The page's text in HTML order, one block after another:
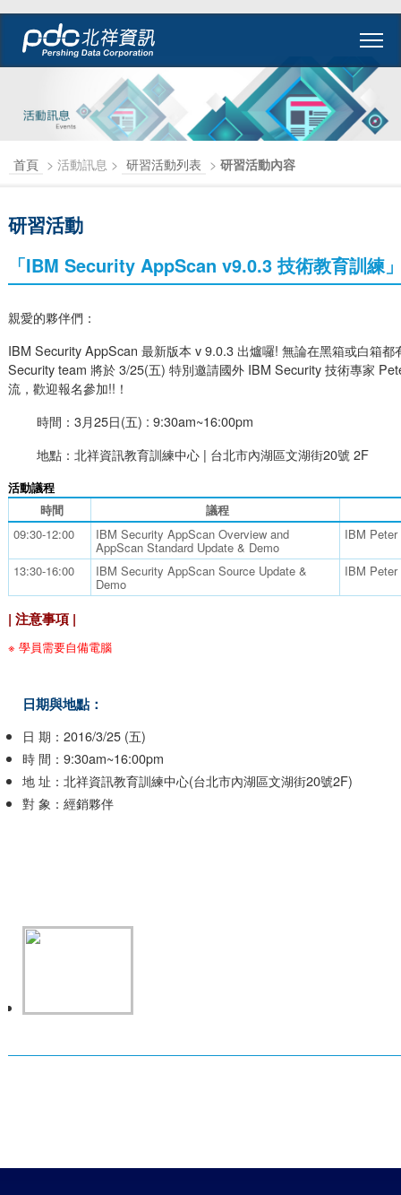
首頁 > 活動訊息 > 研習活動列表 >研習活動內容
研習活動
「IBM Security AppScan v9.0.3 技術教育訓練
親愛的夥伴們：
IBM Security AppScan 最新版本 v 9.0.3 出爐囉! 無論在黑箱或白箱都
Security team 將於 3/25(五) 特別邀請國外 IBM Security 技術專家
流，歡迎報名參加!!！
時間：3月25日(五) : 9:30am~16:00pm
地點：北祥資訊教育訓練中心 | 台北市內湖區文湖街20號 2F
活動議程
時間
議程
09:30-12:00
IBM Security AppScan Overview and
AppScan Standard Update & Demo
IBM Peter
13:30-16:00 IBM Security AppScan Source Update &
Demo
IBM Peter
| 注意事項 |
※ 學員需要自備電腦
日期與地點：
日 期：2016/3/25 (五)
時 間：9:30am~16:00pm
地 址：北祥資訊教育訓練中心(台北市內湖區文湖街20號2F)
對 象：經銷夥伴